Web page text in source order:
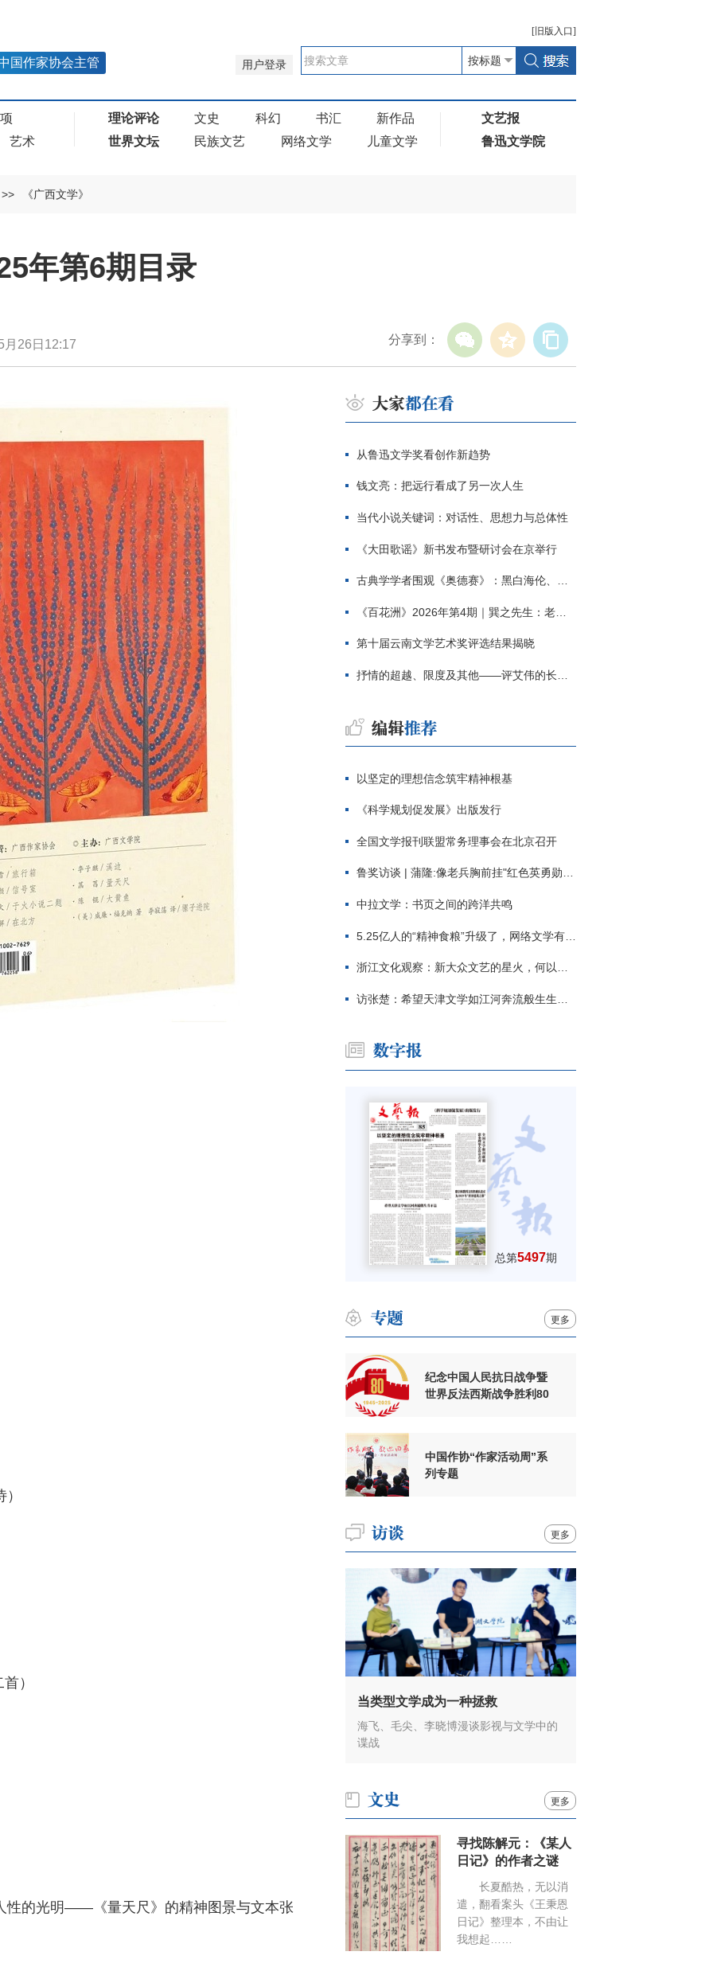
[ 旧版 入口]
用户登录
国作家协会主管
艺术
理论评论 文史 科幻 书汇
新作品
世界文坛
民族文艺 网络文学 儿童文学
文艺报
鲁迅文学院
>> 《广西文学》
年第6期目录
分享到：
月26日12:17
）
性的光明——《量天尺》的精神图景与文本张
从鲁迅文学奖看创作新趋势
钱文亮：把远行看成了另一次人生
当代小说关键词：对话性、思想力与总体性
《大田歌谣》新书发布暨研讨会在京举行
古典学学者围观《奥德赛》：黑白海伦、佩涅罗佩的别针与神秘入侵者
《百花洲》2026年第4期｜巽之先生：老兵朱向前侧记三题
第十届云南文学艺术奖评选结果揭晓
抒情的超越、限度及其他——评艾伟的长篇小说《春歌》
以坚定的理想信念筑牢精神根基
《科学规划促发展》出版发行
全国文学报刊联盟常务理事会在北京召开
鲁奖访谈 | 蒲隆:像老兵胸前挂"红色英勇勋章"
中拉文学：书页之间的跨洋共鸣
5.25亿人的“精神食粮”升级了，网络文学有了哪些新变化？
浙江文化观察：新大众文艺的星火，何以燎原？
访张楚：希望天津文学如江河奔流般生生不息
总第5497期
更多
纪念中国人民抗日战争暨
世界反法西斯战争胜利80
中国作协“作家活动周”系
列专题
更多
当类型文学成为一种拯救
海飞、毛尖、李晓博漫谈影视与文学中的
谍战
更多
寻找陈解元：《某人
日记》的作者之谜
长夏酷热，无以消
遣，翻看案头《王秉恩
日记》整理本，不由让
我想起……